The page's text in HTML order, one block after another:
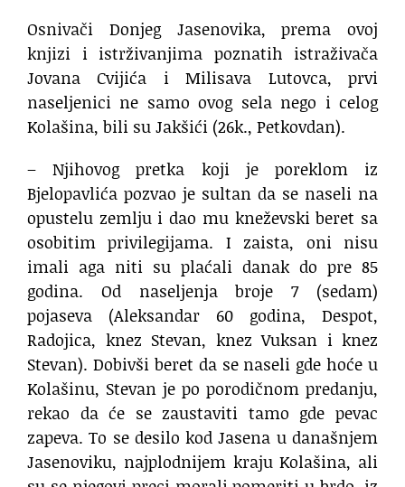
Osnivači Donjeg Jasenovika, prema ovoj
knjizi i istrživanjima poznatih istraživača
Jovana Cvijića i Milisava Lutovca, prvi
naseljenici ne samo ovog sela nego i celog
Kolašina, bili su Jakšići (26k., Petkovdan).
– Njihovog pretka koji je poreklom iz
Bjelopavlića pozvao je sultan da se naseli na
opustelu zemlju i dao mu kneževski beret sa
osobitim privilegijama. I zaista, oni nisu
imali aga niti su plaćali danak do pre 85
godina. Od naseljenja broje 7 (sedam)
pojaseva (Aleksandar 60 godina, Despot,
Radojica, knez Stevan, knez Vuksan i knez
Stevan). Dobivši beret da se naseli gde hoće u
Kolašinu, Stevan je po porodičnom predanju,
rekao da će se zaustaviti tamo gde pevac
zapeva. To se desilo kod Jasena u današnjem
Jasenoviku, najplodnijem kraju Kolašina, ali